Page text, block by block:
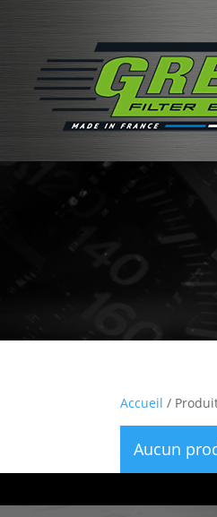
Accueil /
Aucun